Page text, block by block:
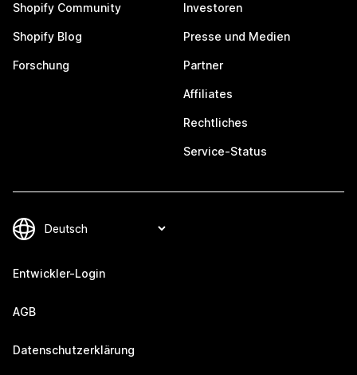
Shopify Community
Shopify Blog
Forschung
Investoren
Presse und Medien
Partner
Affiliates
Rechtliches
Service-Status
Entwickler-Login
AGB
Datenschutzerklärung